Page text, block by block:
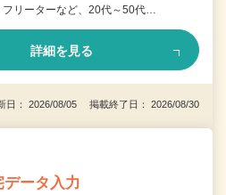
リーターなど、20代～50代…
詳細を見る
日： 2026/08/05 掲載終了日： 2026/08/30
ータ入力